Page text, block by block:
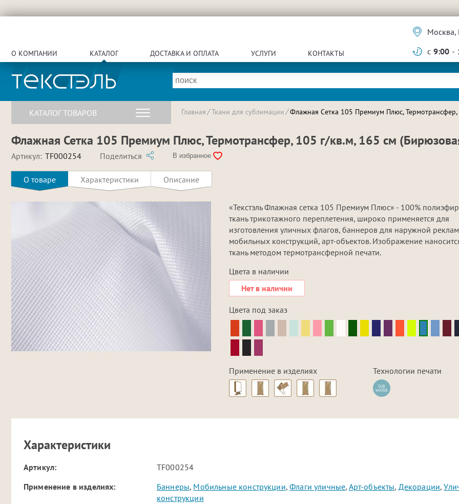
О КОМПАНИИ КАТАЛОГ ДОСТАВКА И ОПЛАТА УСЛУГИ КОНТАКТЫ
Москва,
с 9:00 -
КАТАЛОГ ТОВАРОВ Главная Ткани для сублимации Флажная Сетка 105 Премиум Плюс,
Флажная Сетка 105 Премиум Плюс, Термотрансфер, 105 г/кв.м, 165 см
Артикул: TF000254 Поделиться В избранное
О товаре Характеристики Описание
«Текстэль Флажная сетка 105 Премиум Плюс» - 100%
ткань трикотажного переплетения, широко применяется для
изготовления уличных флагов, баннеров для наружной
мобильных конструкций, арт-объектов. Изображение
ткань методом термотрансферной печати.
Цвета в наличии
Нет в наличии
Цвета под заказ
Применение в изделиях Технологии печати
SUB
WATER
Характеристики
Артикул:
TF000254
Применение в изделиях:
Баннеры, Мобильные конструкции,Флаги уличные, Арт-объекты, Декорации,
конструкции